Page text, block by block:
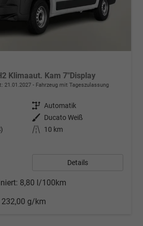
Klimaaut. Kam 7"Display
21.01.2027 Fahrzeug mit Tageszulassung
Getriebe Automatik
Außenfarbe Ducato Weiß
Kilometerstand
10 km
Details
8,80 l/100km
232,00 g/km